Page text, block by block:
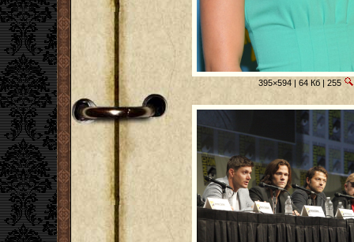
395×594 | 64 Кб | 255